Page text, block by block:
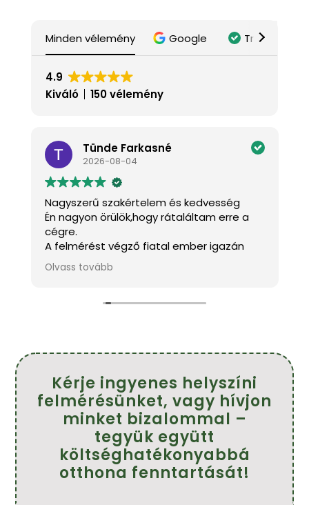
Minden vélemény Google Trustindex
4.9
Kiváló
150 vélemény
Tünde Farkasné
2026-08-04
Nagyszerű szakértelem és kedvesség
Én nagyon örülök,hogy rátaláltam erre a
cégre.
A felmérést végző fiatal ember igazán
kedves és mindenben tanácsot adott.A
szakemberek pontosak,kedvesek és szép
Köszönöm szépen.
Olvass tovább
Kérje ingyenes helyszíni
felmérésünket, vagy hívjon
minket bizalommal –
tegyük együtt
költséghatékonyabbá
otthona fenntartását!